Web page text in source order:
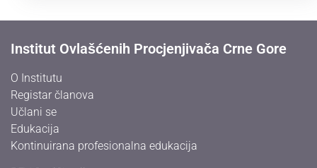
Institut Ovlašćenih Procjenjivača Crne Gore
O Institutu
Registar članova
Učlani se
Edukacija
Kontinuirana profesionalna edukacija